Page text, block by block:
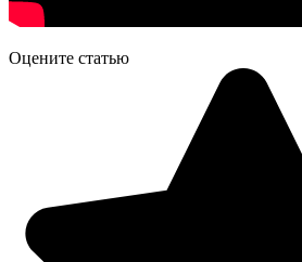
Оцените статью